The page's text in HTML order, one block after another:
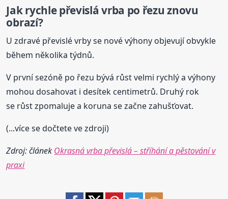
Jak rychle převislá vrba po řezu znovu
obrazí?
U zdravé převislé vrby se nové výhony objevují obvykle
během několika týdnů.
V první sezóně po řezu bývá růst velmi rychlý a výhony
mohou dosahovat i desítek centimetrů. Druhý rok
se růst zpomaluje a koruna se začne zahušťovat.
(...více se dočtete ve zdroji)
Zdroj: článek Okrasná vrba převislá – stříhání a pěstování v
praxi